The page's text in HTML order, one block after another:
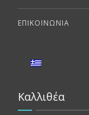
ΕΠΙΚΟΙΝΩΝΊΑ
Καλλιθέα